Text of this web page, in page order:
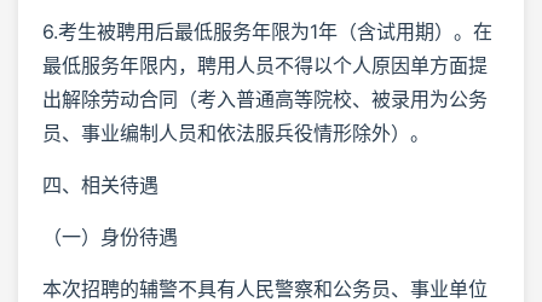
6.考生被聘用后最低服务年限为1年（含试用期）。在
最低服务年限内，聘用人员不得以个人原因单方面提
出解除劳动合同（考入普通高等院校、被录用为公务
员、事业编制人员和依法服兵役情形除外）。
四、相关待遇
（一）身份待遇
本次招聘的辅警不具有人民警察和公务员、事业单位